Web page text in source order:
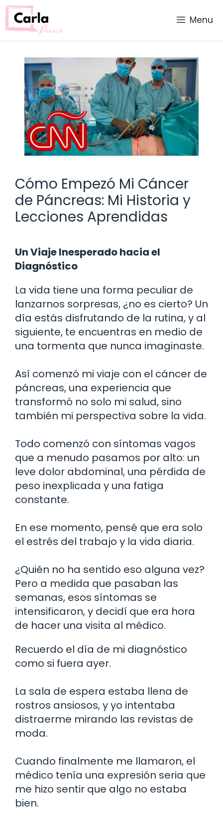
Saltar
al
contenido
Menu
Cómo Empezó Mi Cáncer
de Páncreas: Mi Historia y
Lecciones Aprendidas
Un Viaje Inesperado hacia el
Diagnóstico
La vida tiene una forma peculiar de
lanzarnos sorpresas, ¿no es cierto? Un
día estás disfrutando de la rutina, y al
siguiente, te encuentras en medio de
una tormenta que nunca imaginaste.
Así comenzó mi viaje con el cáncer de
páncreas, una experiencia que
transformó no solo mi salud, sino
también mi perspectiva sobre la vida.
Todo comenzó con síntomas vagos
que a menudo pasamos por alto: un
leve dolor abdominal, una pérdida de
peso inexplicada y una fatiga
constante.
En ese momento, pensé que era solo
el estrés del trabajo y la vida diaria.
¿Quién no ha sentido eso alguna vez?
Pero a medida que pasaban las
semanas, esos síntomas se
intensificaron, y decidí que era hora
de hacer una visita al médico.
Recuerdo el día de mi diagnóstico
como si fuera ayer.
La sala de espera estaba llena de
rostros ansiosos, y yo intentaba
distraerme mirando las revistas de
moda.
Cuando finalmente me llamaron, el
médico tenía una expresión seria que
me hizo sentir que algo no estaba
bien.